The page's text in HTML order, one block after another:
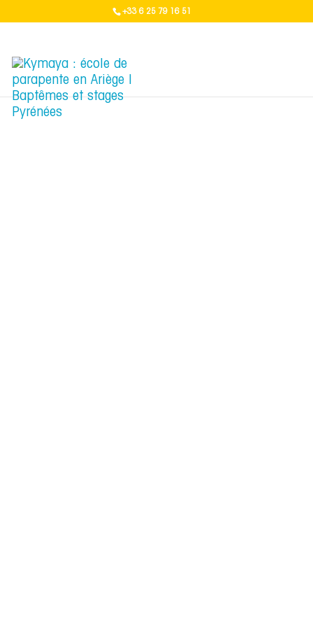
+33 6 25 79 16 51
Site de vol avec la référence "679" non trouvé.